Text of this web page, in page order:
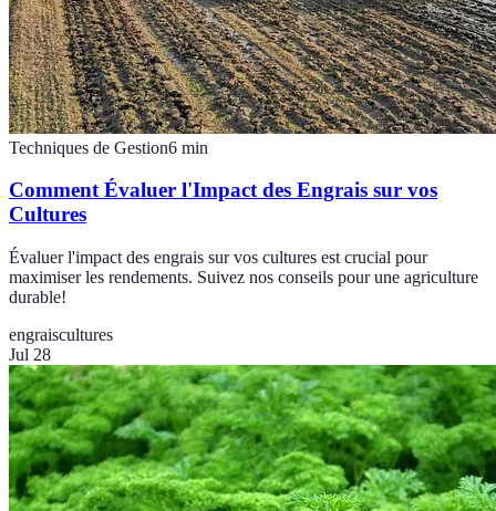
Techniques de Gestion6 min
Comment Évaluer l'Impact des Engrais sur vos
Cultures
Évaluer l'impact des engrais sur vos cultures est crucial pour
maximiser les rendements. Suivez nos conseils pour une agriculture
durable!
engraiscultures
Jul 28